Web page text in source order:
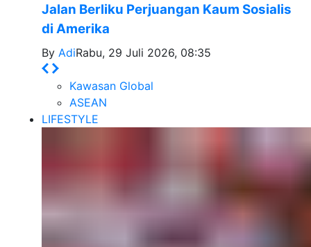
Jalan Berliku Perjuangan Kaum Sosialis
di Amerika
By AdiRabu, 29 Juli 2026, 08:35
Kawasan Global
ASEAN
LIFESTYLE